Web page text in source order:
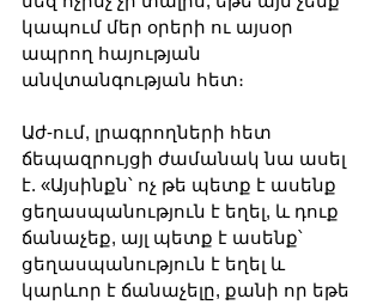
կապում մեր օրերի ու այսօր
ապրող հայության
անվտանգության հետ։
Աժ-ում, լրագրողների հետ
ճեպազրույցի ժամանակ նա ասել
է. «Այսինքն՝ ոչ թե պետք է ասենք
ցեղասպանություն է եղել, և դուք
ճանաչեք, այլ պետք է ասենք՝
ցեղասպանություն է եղել և
կարևոր է ճանաչելը, քանի որ եթե